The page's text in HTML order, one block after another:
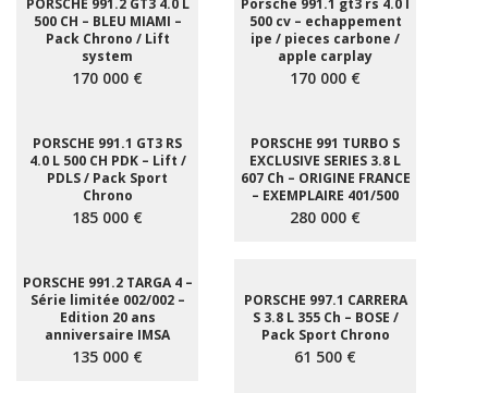
PORSCHE 991.2 GT3 4.0 L
500 CH – BLEU MIAMI –
Pack Chrono / Lift
system
170 000 €
Porsche 991.1 gt3 rs 4.0 l
500 cv – echappement
ipe / pieces carbone /
apple carplay
170 000 €
PORSCHE 991.1 GT3 RS
4.0 L 500 CH PDK – Lift /
PDLS / Pack Sport
Chrono
185 000 €
PORSCHE 991 TURBO S
EXCLUSIVE SERIES 3.8 L
607 Ch – ORIGINE FRANCE
– EXEMPLAIRE 401/500
280 000 €
PORSCHE 991.2 TARGA 4 –
Série limitée 002/002 –
Edition 20 ans
anniversaire IMSA
135 000 €
PORSCHE 997.1 CARRERA
S 3.8 L 355 Ch – BOSE /
Pack Sport Chrono
61 500 €